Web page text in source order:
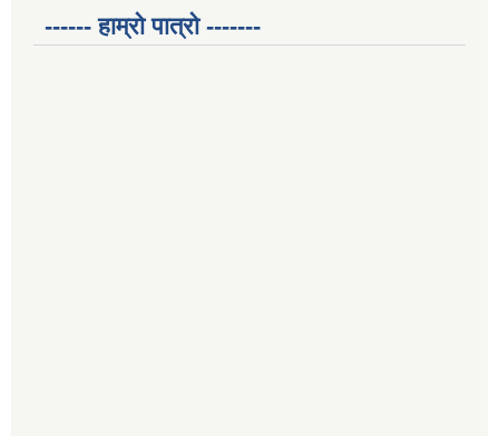
------ हाम्रो पात्रो -------